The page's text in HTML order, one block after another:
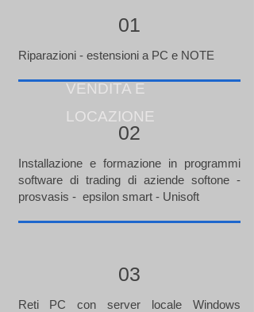
VENDITA E
LOCAZIONE
01
Riparazioni - estensioni a PC e NOTE
02
Installazione e formazione in programmi
software di trading di aziende softone -
prosvasis - epsilon smart - Unisoft
03
Reti PC con server locale Windows